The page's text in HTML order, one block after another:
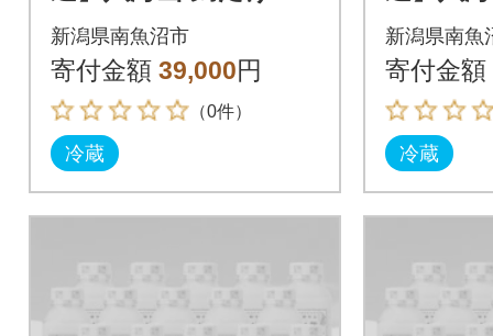
つくったあまさけ(41
0g×20本)
新潟県南魚沼市
寄付金額 39,000円
（0件）
冷蔵
つくっ
0g×20本
新潟県南魚
寄付金額
冷蔵